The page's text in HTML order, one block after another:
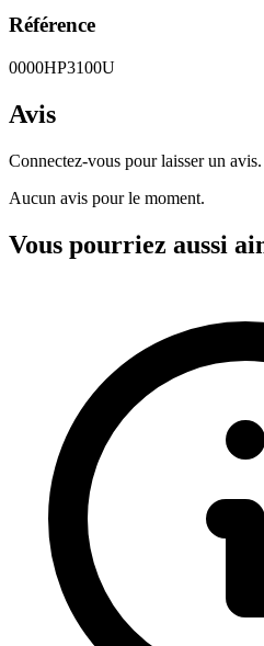
Référence
0000HP3100U
Avis
Connectez-vous pour laisser un avis.
Aucun avis pour le moment.
Vous pourriez aussi